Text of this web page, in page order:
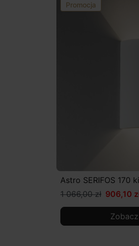
Promocja
Astro SERIFOS 170
1 066,00 zł 906,10